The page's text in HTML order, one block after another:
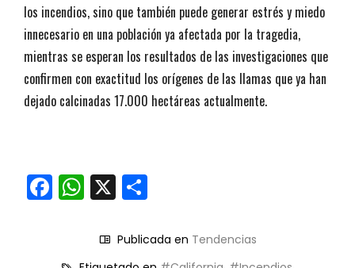
los incendios, sino que también puede generar estrés y miedo
innecesario en una población ya afectada por la tragedia,
mientras se esperan los resultados de las investigaciones que
confirmen con exactitud los orígenes de las llamas que ya han
dejado calcinadas 17.000 hectáreas actualmente.
Facebook
WhatsApp
X
Publicada en Tendencias